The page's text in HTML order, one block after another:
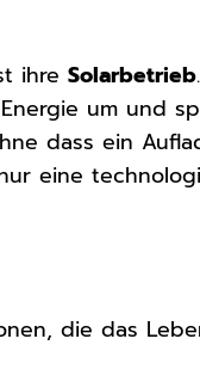
ihreSolarbetrieb
um und
dass ein
eine
die das